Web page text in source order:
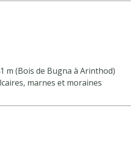
m (Bois de Bugna à Arinthod)
marnes et moraines